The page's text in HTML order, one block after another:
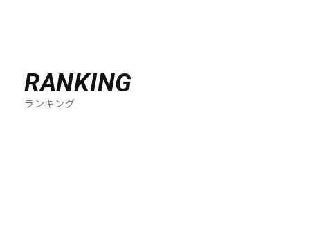
RANKING
ランキング